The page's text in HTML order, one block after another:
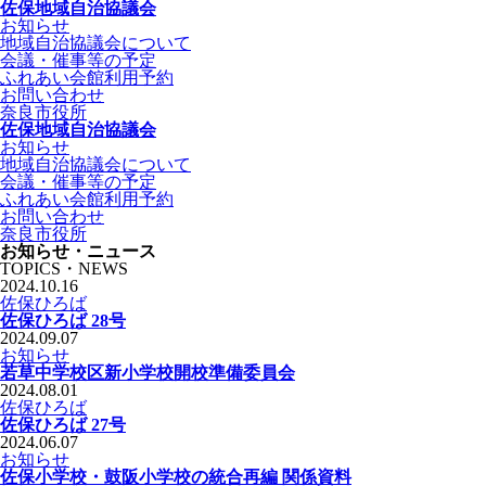
佐保地域自治協議会
お知らせ
地域自治協議会について
会議・催事等の予定
ふれあい会館利用予約
お問い合わせ
奈良市役所
佐保地域自治協議会
お知らせ
地域自治協議会について
会議・催事等の予定
ふれあい会館利用予約
お問い合わせ
奈良市役所
お知らせ・ニュース
TOPICS・NEWS
2024.10.16
佐保ひろば
佐保ひろば 28号
2024.09.07
お知らせ
若草中学校区新小学校開校準備委員会
2024.08.01
佐保ひろば
佐保ひろば 27号
2024.06.07
お知らせ
佐保小学校・鼓阪小学校の統合再編 関係資料